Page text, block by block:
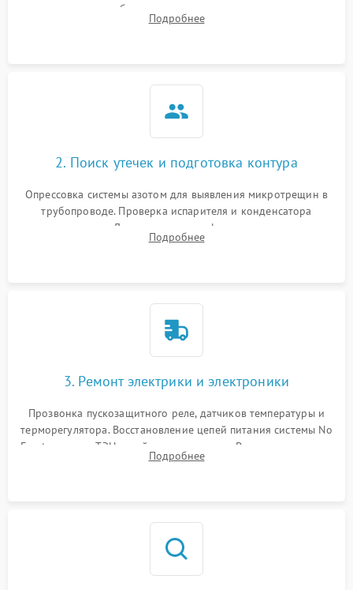
1000 ₽
1800 ₽
сопротивления обмоток мотора, проверка термостата и
считывание кодов ошибок с электронного дисплея.
Подробнее
2. Поиск утечек и подготовка контура
Опрессовка системы азотом для выявления микротрещин в
трубопроводе. Проверка испарителя и конденсатора
течеискателем. Демонтаж старого фильтра-осушителя и
продувка капиллярной трубки для устранения засоров.
Подробнее
3. Ремонт электрики и электроники
Прозвонка пускозащитного реле, датчиков температуры и
терморегулятора. Восстановление цепей питания системы No
Frost, включая ТЭН оттайки и вентилятор. Ремонт или замена
платы управления при сбоях алгоритмов.
Подробнее